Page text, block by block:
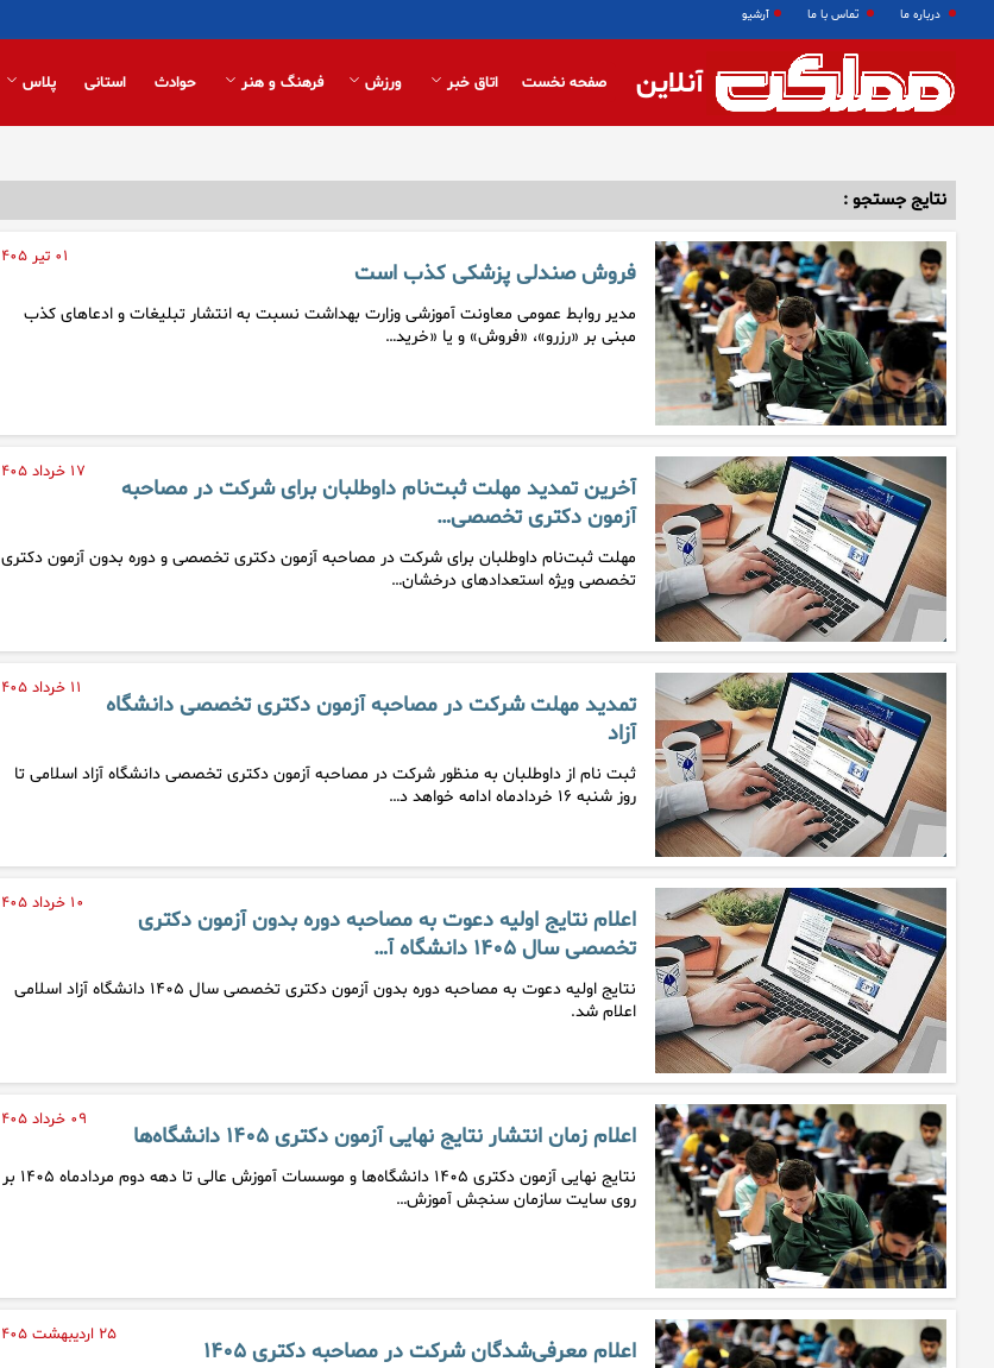
درباره ما تماس با ما آرشیو
آنلاین صفحه نخست اتاق خبر ورزش فرهنگ و هنر حوادث استانی پلاس
نتایج جستجو :
۰۱ تیر ۱۴۰۵
فروش صندلی پزشکی کذب است
مدیر روابط عمومی معاونت آموزشی وزارت بهداشت نسبت به انتشار تبلیغات و ادعاهای کذب
مبنی بر «رزرو»، «فروش» و یا «خرید…
۱۷ خرداد ۱۴۰۵
آخرین تمدید مهلت ثبت‌نام داوطلبان برای شرکت در مصاحبه
آزمون دکتری تخصصی…
مهلت ثبت‌نام داوطلبان برای شرکت در مصاحبه آزمون دکتری تخصصی و دوره بدون آزمون دکتری
تخصصی ویژه استعدادهای درخشان…
۱۱ خرداد ۱۴۰۵
تمدید مهلت شرکت در مصاحبه آزمون دکتری تخصصی دانشگاه
آزاد
ثبت نام از داوطلبان به منظور شرکت در مصاحبه آزمون دکتری تخصصی دانشگاه آزاد اسلامی تا
روز شنبه ۱۶ خردادماه ادامه خواهد د…
۱۰ خرداد ۱۴۰۵
اعلام نتایج اولیه دعوت به مصاحبه دوره بدون آزمون دکتری
تخصصی سال ۱۴۰۵ دانشگاه آ…
نتایج اولیه دعوت به مصاحبه دوره بدون آزمون دکتری تخصصی سال ۱۴۰۵ دانشگاه آزاد اسلامی
اعلام شد.
۰۹ خرداد ۱۴۰۵
اعلام زمان انتشار نتایج نهایی آزمون دکتری ۱۴۰۵ دانشگاه‌ها
نتایج نهایی آزمون دکتری ۱۴۰۵ دانشگاه‌ها و موسسات آموزش عالی تا دهه دوم مردادماه ۱۴۰۵ بر
روی سایت سازمان سنجش آموزش…
۲۵ اردیبهشت ۱۴۰۵
اعلام معرفی‌شدگان شرکت در مصاحبه دکتری ۱۴۰۵